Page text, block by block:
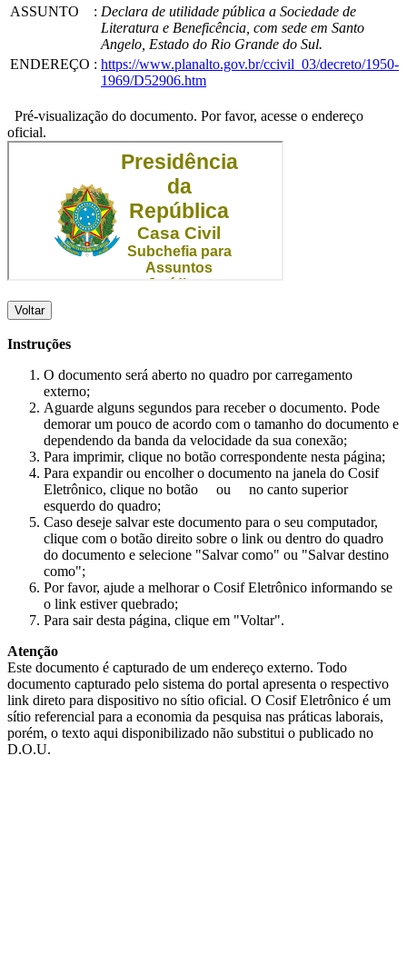
ASSUNTO
: Declara de utilidade pública a Sociedade de
Literatura e Beneficência, com sede em Santo
Angelo, Estado do Rio Grande do Sul.
ENDEREÇO : https://www.planalto.gov.br/ccivil_03/decreto/1950-
1969/D52906.htm
Pré-visualização do documento. Por favor, acesse o endereço
oficial.
Voltar
Instruções
O documento será aberto no quadro por carregamento
externo;
Aguarde alguns segundos para receber o documento. Pode
demorar um pouco de acordo com o tamanho do documento e
dependendo da banda da velocidade da sua conexão;
Para imprimir, clique no botão correspondente nesta página;
Para expandir ou encolher o documento na janela do Cosif
Eletrônico, clique no botão
ou
no canto superior
esquerdo do quadro;
Caso deseje salvar este documento para o seu computador,
clique com o botão direito sobre o link ou dentro do quadro
do documento e selecione "Salvar como" ou "Salvar destino
como";
Por favor, ajude a melhorar o Cosif Eletrônico informando se
o link estiver quebrado;
Para sair desta página, clique em "Voltar".
Atenção
Este documento é capturado de um endereço externo. Todo
documento capturado pelo sistema do portal apresenta o respectivo
link direto para dispositivo no sítio oficial. O Cosif Eletrônico é um
sítio referencial para a economia da pesquisa nas práticas laborais,
porém, o texto aqui disponibilizado não substitui o publicado no
D.O.U.